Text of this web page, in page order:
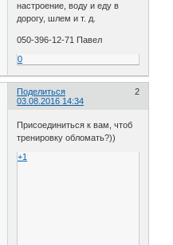
настроение, воду и еду в
дорогу, шлем и т. д.
050-396-12-71 Павел
0
Поделиться
2
03.08.2016 14:34
Присоединиться к вам, чтоб
тренировку обломать?))
+1